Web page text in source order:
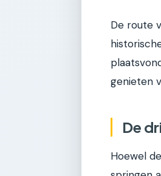
De route
genieten
De
Hoewel